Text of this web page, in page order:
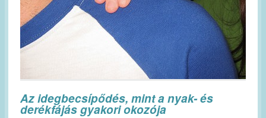
Az idegbecsípődés, mint a nyak- és
derékfájás gyakori okozója